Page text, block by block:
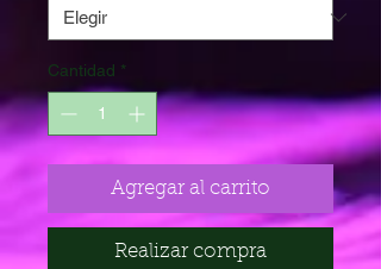
Cantidad *
Agregar al carrito
Realizar compra